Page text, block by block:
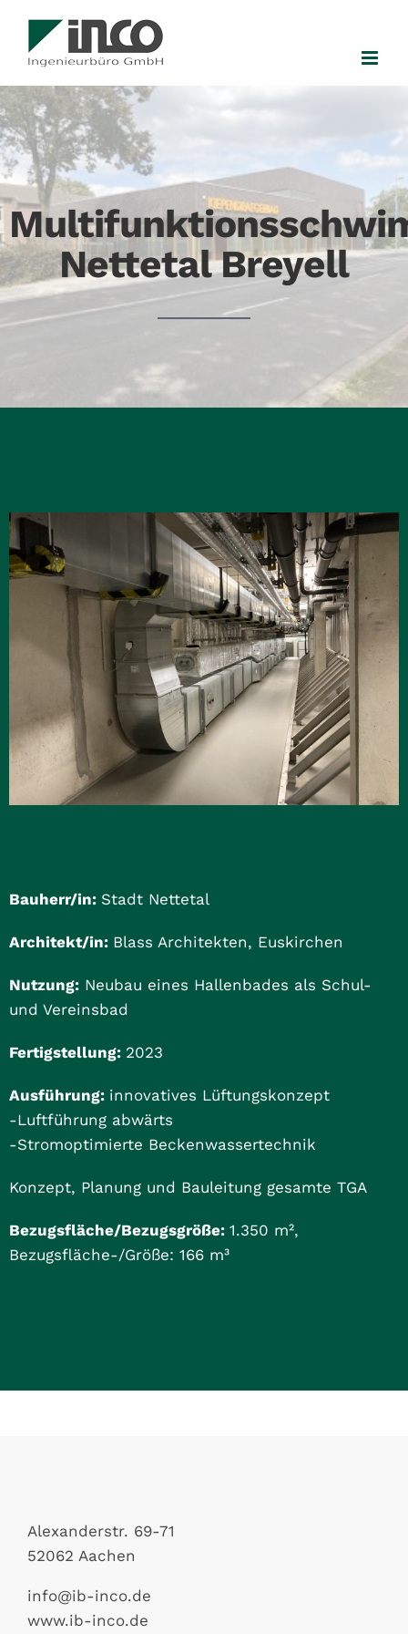
Inhalt
springen
Nettetal Breyell
Bauherr/in: Stadt Nettetal
Architekt/in: Blass Architekten, Euskirchen
Nutzung:Neubau eines Hallenbades als Schul-
und Vereinsbad
Fertigstellung: 2023
Ausführung: innovatives Lüftungskonzept
-Luftführung abwärts
-Stromoptimierte Beckenwassertechnik
Konzept, Planung und Bauleitung gesamte TGA
Bezugsfläche/Bezugsgröße: 1.350 m²,
Bezugsfläche-/Größe: 166 m³
Alexanderstr. 69-71
52062 Aachen
info@ib-inco.de
www.ib-inco.de